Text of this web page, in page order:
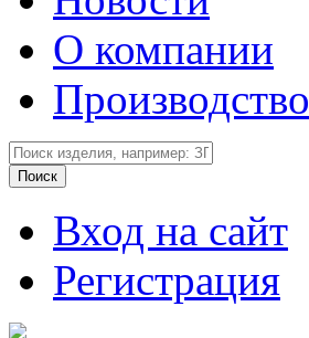
О компании
Производство
Вход на сайт
Регистрация